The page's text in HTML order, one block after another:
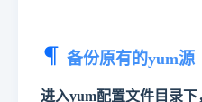
备份原有的yum源
进入yum配置文件目录